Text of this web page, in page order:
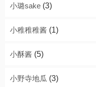
小璐sake (3)
小稚稚稚酱 (1)
小酥酱 (5)
小野寺地瓜 (3)